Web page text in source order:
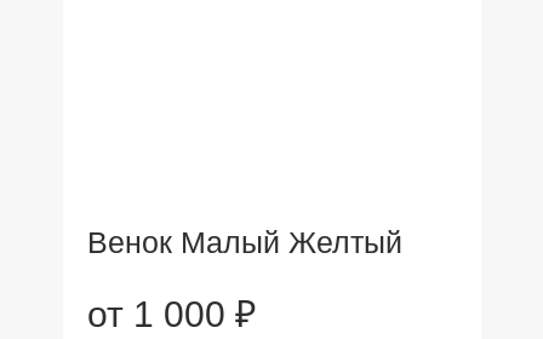
Венок Малый Желтый
от 1 000 ₽